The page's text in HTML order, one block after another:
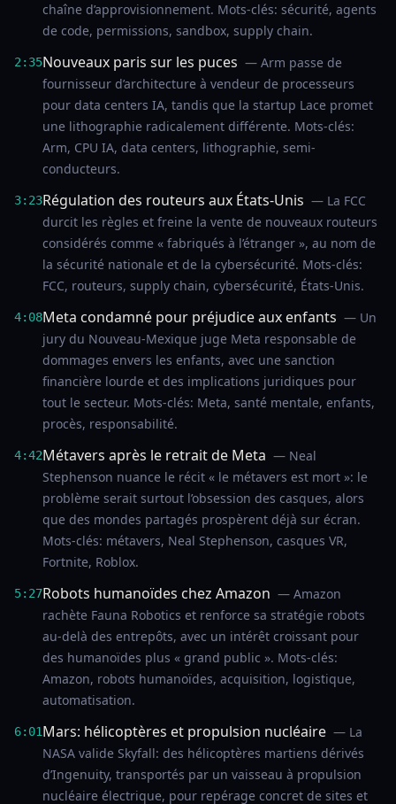
chaîne d’approvisionnement. Mots-clés: sécurité, agents
de code, permissions, sandbox, supply chain.
2:35Nouveaux paris sur les puces — Arm passe de
fournisseur d’architecture à vendeur de processeurs
pour data centers IA, tandis que la startup Lace promet
une lithographie radicalement différente. Mots-clés:
Arm, CPU IA, data centers, lithographie, semi-
conducteurs.
3:23Régulation des routeurs aux États-Unis — La FCC
durcit les règles et freine la vente de nouveaux routeurs
considérés comme « fabriqués à l’étranger », au nom de
la sécurité nationale et de la cybersécurité. Mots-clés:
FCC, routeurs, supply chain, cybersécurité, États-Unis.
4:08Meta condamné pour préjudice aux enfants — Un
jury du Nouveau-Mexique juge Meta responsable de
dommages envers les enfants, avec une sanction
financière lourde et des implications juridiques pour
tout le secteur. Mots-clés: Meta, santé mentale, enfants,
procès, responsabilité.
4:42Métavers après le retrait de Meta — Neal
Stephenson nuance le récit « le métavers est mort »: le
problème serait surtout l’obsession des casques, alors
que des mondes partagés prospèrent déjà sur écran.
Mots-clés: métavers, Neal Stephenson, casques VR,
Fortnite, Roblox.
5:27Robots humanoïdes chez Amazon — Amazon
rachète Fauna Robotics et renforce sa stratégie robots
au-delà des entrepôts, avec un intérêt croissant pour
des humanoïdes plus « grand public ». Mots-clés:
Amazon, robots humanoïdes, acquisition, logistique,
automatisation.
6:01Mars: hélicoptères et propulsion nucléaire — La
NASA valide Skyfall: des hélicoptères martiens dérivés
d’Ingenuity, transportés par un vaisseau à propulsion
nucléaire électrique, pour repérage concret de sites et